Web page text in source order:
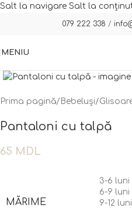
Salt la navigare Salt la
079 222 338 /
MENIU
Prima pagină/ Bebeluși/
Pantaloni cu talpă
65 MDL
MĂRIME
3-6 luni
6-9 luni
9-12 luni